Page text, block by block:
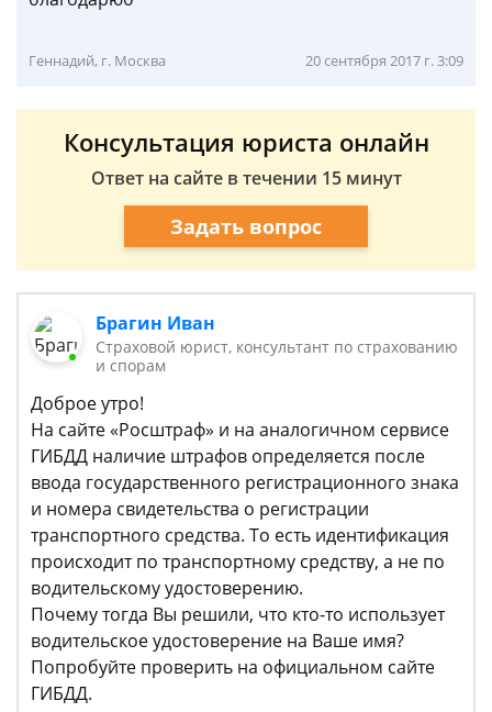
Геннадий, г. Москва 20 сентября 2017 г. 3:09
Консультация юриста онлайн
Ответ на сайте в течении 15 минут
Задать вопрос
Брагин Иван
Страховой юрист, консультант по страхованию
и спорам
Доброе утро!
На сайте «Росштраф» и на аналогичном сервисе
ГИБДД наличие штрафов определяется после
ввода государственного регистрационного знака
и номера свидетельства о регистрации
транспортного средства. То есть идентификация
происходит по транспортному средству, а не по
водительскому удостоверению.
Почему тогда Вы решили, что кто-то использует
водительское удостоверение на Ваше имя?
Попробуйте проверить на официальном сайте
ГИБДД.